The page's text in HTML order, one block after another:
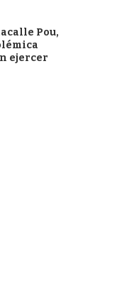
Pou,
ejercer